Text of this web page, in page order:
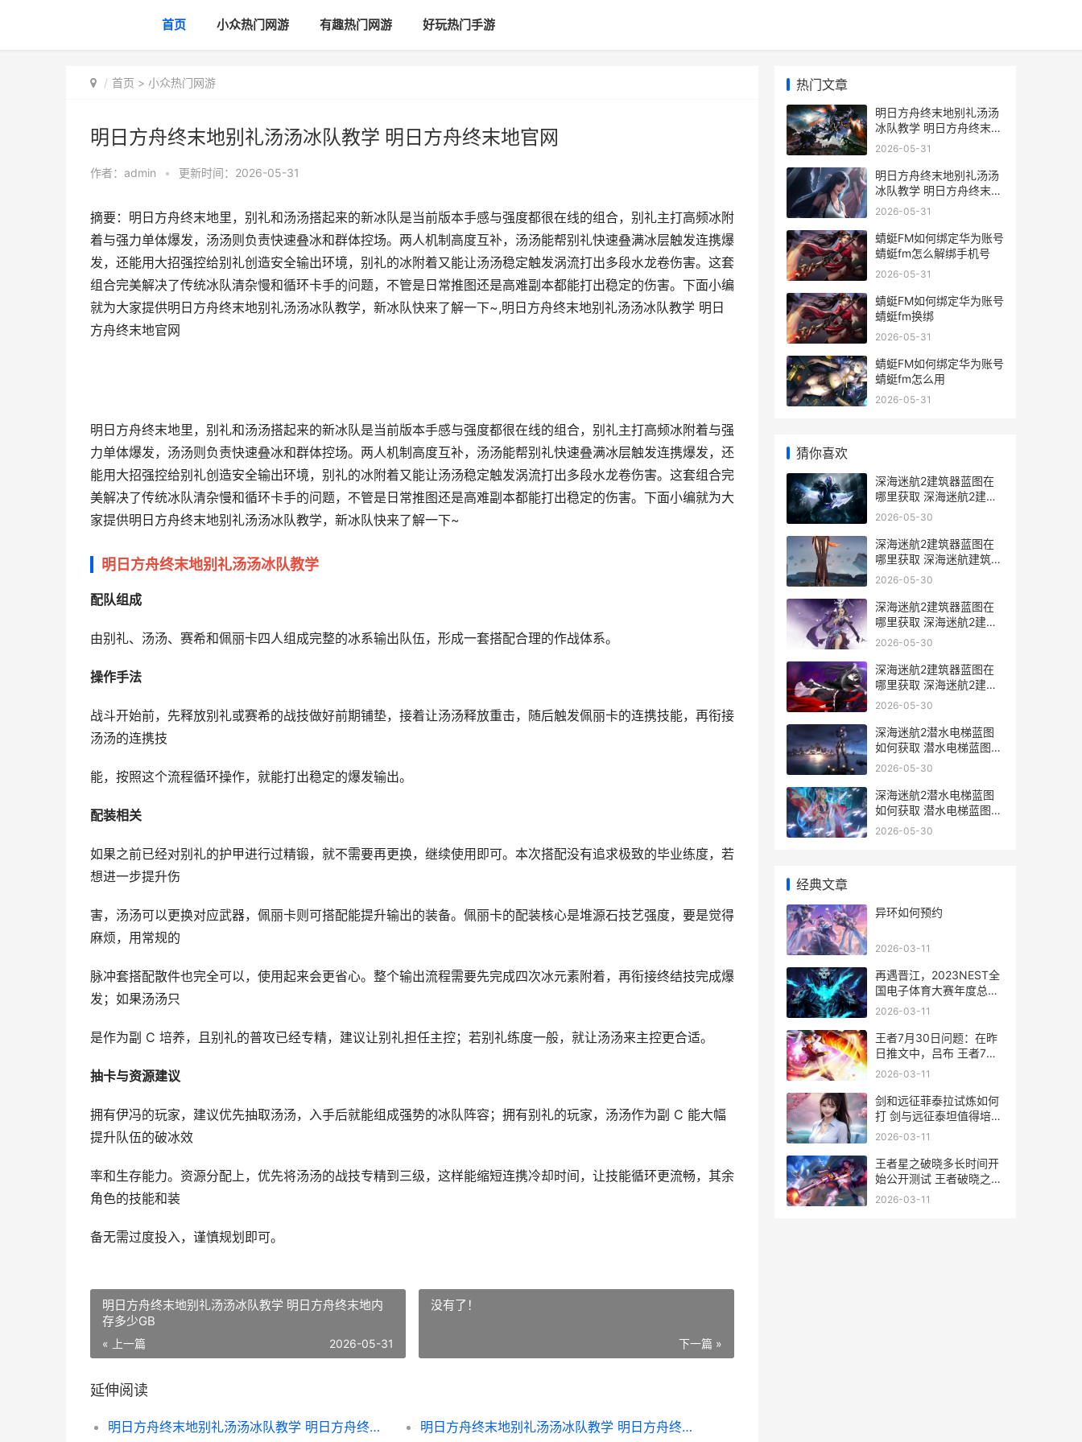
首页 小众热门网游 有趣热门网游 好玩热门手游
首页 > 小众热门网游
明日方舟终末地别礼汤汤冰队教学 明日方舟终末地官网
作者： admin • 更新时间：2026-05-31
摘要：明日方舟终末地里，别礼和汤汤搭起来的新冰队是当前版本手感与强度都很在线的组合，别礼主打高频冰附
着与强力单体爆发，汤汤则负责快速叠冰和群体控场。两人机制高度互补，汤汤能帮别礼快速叠满冰层触发连携爆
发，还能用大招强控给别礼创造安全输出环境，别礼的冰附着又能让汤汤稳定触发涡流打出多段水龙卷伤害。这套
组合完美解决了传统冰队清杂慢和循环卡手的问题，不管是日常推图还是高难副本都能打出稳定的伤害。下面小编
就为大家提供明日方舟终末地别礼汤汤冰队教学，新冰队快来了解一下~,明日方舟终末地别礼汤汤冰队教学 明日
方舟终末地官网
明日方舟终末地里，别礼和汤汤搭起来的新冰队是当前版本手感与强度都很在线的组合，别礼主打高频冰附着与强
力单体爆发，汤汤则负责快速叠冰和群体控场。两人机制高度互补，汤汤能帮别礼快速叠满冰层触发连携爆发，还
能用大招强控给别礼创造安全输出环境，别礼的冰附着又能让汤汤稳定触发涡流打出多段水龙卷伤害。这套组合完
美解决了传统冰队清杂慢和循环卡手的问题，不管是日常推图还是高难副本都能打出稳定的伤害。下面小编就为大
家提供明日方舟终末地别礼汤汤冰队教学，新冰队快来了解一下~
明日方舟终末地别礼汤汤冰队教学
配队组成
由别礼、汤汤、赛希和佩丽卡四人组成完整的冰系输出队伍，形成一套搭配合理的作战体系。
操作手法
战斗开始前，先释放别礼或赛希的战技做好前期铺垫，接着让汤汤释放重击，随后触发佩丽卡的连携技能，再衔接
汤汤的连携技
能，按照这个流程循环操作，就能打出稳定的爆发输出。
配装相关
如果之前已经对别礼的护甲进行过精锻，就不需要再更换，继续使用即可。本次搭配没有追求极致的毕业练度，若
想进一步提升伤
害，汤汤可以更换对应武器，佩丽卡则可搭配能提升输出的装备。佩丽卡的配装核心是堆源石技艺强度，要是觉得
麻烦，用常规的
脉冲套搭配散件也完全可以，使用起来会更省心。整个输出流程需要先完成四次冰元素附着，再衔接终结技完成爆
发；如果汤汤只
是作为副 C 培养，且别礼的普攻已经专精，建议让别礼担任主控；若别礼练度一般，就让汤汤来主控更合适。
抽卡与资源建议
拥有伊冯的玩家，建议优先抽取汤汤，入手后就能组成强势的冰队阵容；拥有别礼的玩家，汤汤作为副 C 能大幅
提升队伍的破冰效
率和生存能力。资源分配上，优先将汤汤的战技专精到三级，这样能缩短连携冷却时间，让技能循环更流畅，其余
角色的技能和装
备无需过度投入，谨慎规划即可。
明日方舟终末地别礼汤汤冰队教学 明日方舟终末地内
存多少GB
« 上一篇 2026-05-31
没有了！
下一篇 »
延伸阅读
明日方舟终末地别礼汤汤冰队教学 明日方舟终末地官网 明日方舟终末地别礼汤汤冰队教学 明日方舟终末地内存多少GB
热门文章
明日方舟终末地别礼汤汤
冰队教学 明日方舟终末地
官网
2026-05-31
明日方舟终末地别礼汤汤
冰队教学 明日方舟终末地
内存多少GB
2026-05-31
蜻蜓FM如何绑定华为账号
蜻蜓fm怎么解绑手机号
2026-05-31
蜻蜓FM如何绑定华为账号
蜻蜓fm换绑
2026-05-31
蜻蜓FM如何绑定华为账号
蜻蜓fm怎么用
2026-05-31
猜你喜欢
深海迷航2建筑器蓝图在
哪里获取 深海迷航2建筑
枪
2026-05-30
深海迷航2建筑器蓝图在
哪里获取 深海迷航建筑布
局
2026-05-30
深海迷航2建筑器蓝图在
哪里获取 深海迷航2建筑
bug
2026-05-30
深海迷航2建筑器蓝图在
哪里获取 深海迷航2建筑
无法拆除
2026-05-30
深海迷航2潜水电梯蓝图
如何获取 潜水电梯蓝图获
取策略 深海迷航2潜水电
2026-05-30
深海迷航2潜水电梯蓝图
如何获取 潜水电梯蓝图获
取策略 深海迷航2潜水服
2026-05-30
经典文章
异环如何预约
2026-03-11
再遇晋江，2023NEST全
国电子体育大赛年度总决
赛正式开幕 再战 晋江
2026-03-11
王者7月30日问题：在昨
日推文中，吕布 王者7月
3号大更新
2026-03-11
剑和远征菲泰拉试炼如何
打 剑与远征泰坦值得培养
吗
2026-03-11
王者星之破晓多长时间开
始公开测试 王者破晓之心
碎片攻略
2026-03-11